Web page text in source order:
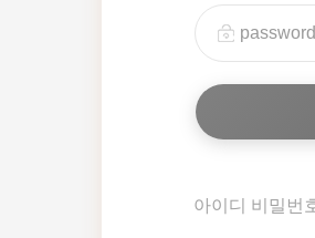
아이디 비밀번